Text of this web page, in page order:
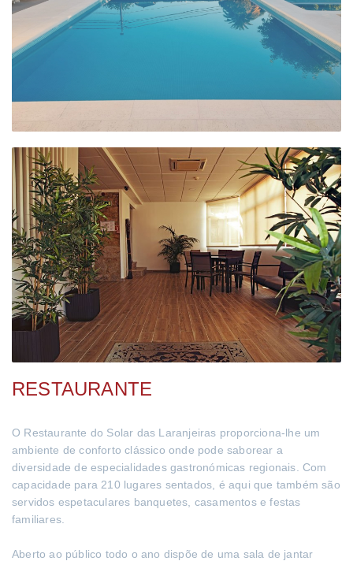
RESTAURANTE
O Restaurante do Solar das Laranjeiras proporciona-lhe um
ambiente de conforto clássico onde pode saborear a
diversidade de especialidades gastronómicas regionais. Com
capacidade para 210 lugares sentados, é aqui que também são
servidos espetaculares banquetes, casamentos e festas
familiares.
Aberto ao público todo o ano dispõe de uma sala de jantar